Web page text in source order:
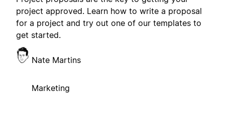
project approved. Learn how to write a proposal
for a project and try out one of our templates to
get started.
Nate Martins
Marketing